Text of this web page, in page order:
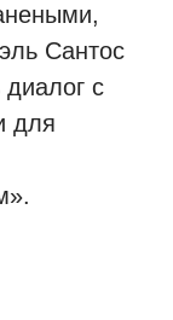
Сантос
с
для